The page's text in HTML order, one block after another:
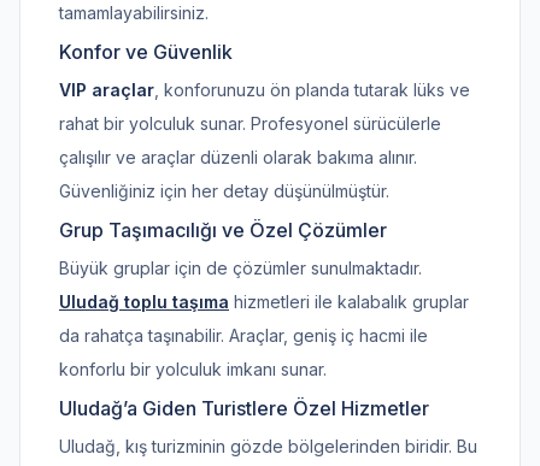
tamamlayabilirsiniz.
Konfor ve Güvenlik
VIP araçlar , konforunuzu ön planda tutarak lüks ve
rahat bir yolculuk sunar. Profesyonel sürücülerle
çalışılır ve araçlar düzenli olarak bakıma alınır.
Güvenliğiniz için her detay düşünülmüştür.
Grup Taşımacılığı ve Özel Çözümler
Büyük gruplar için de çözümler sunulmaktadır.
Uludağ toplu taşıma hizmetleri ile kalabalık gruplar
da rahatça taşınabilir. Araçlar, geniş iç hacmi ile
konforlu bir yolculuk imkanı sunar.
Uludağ’a Giden Turistlere Özel Hizmetler
Uludağ, kış turizminin gözde bölgelerinden biridir. Bu